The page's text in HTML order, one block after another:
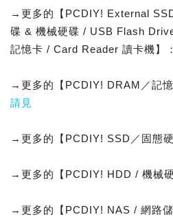
→更多的【PCDIY! External
碟 & 機械硬碟 / USB Flash
記憶卡 / Card Reader 讀卡機】
→更多的【PCDIY! DRAM／記憶
請見
→更多的【PCDIY! SSD／固態
→更多的【PCDIY! HDD / 機械
→更多的【PCDIY! NAS / 網路